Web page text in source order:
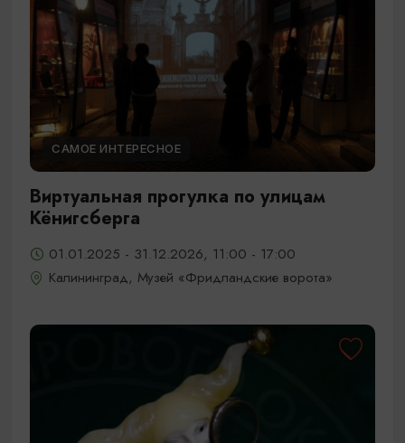
САМОЕ ИНТЕРЕСНОЕ
Виртуальная прогулка по улицам
Кёнигсберга
01.01.2025 - 31.12.2026, 11:00 - 17:00
Калининград, Музей «Фридландские ворота»